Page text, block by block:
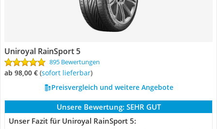
Uniroyal RainSport 5
895 Bewertungen
ab 98,00 € ( Sofort lieferbar)
Preisvergleich und weitere Angebote
Unsere Bewertung: SEHR GUT
Unser Fazit für Uniroyal RainSport 5: